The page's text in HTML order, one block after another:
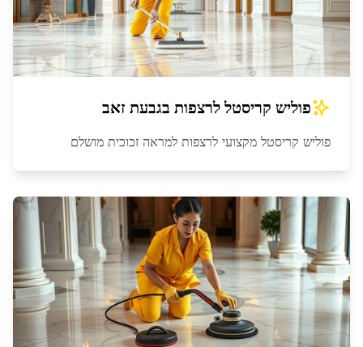
פוליש קריסטל לרצפות בגבעת זאב
פוליש קריסטל מקצועי לרצפות למראה זכוכית מושלם